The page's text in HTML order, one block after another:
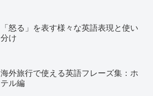
「怒る」を表す様々な英語表現と使い
分け
海外旅行で使える英語フレーズ集：ホ
テル編